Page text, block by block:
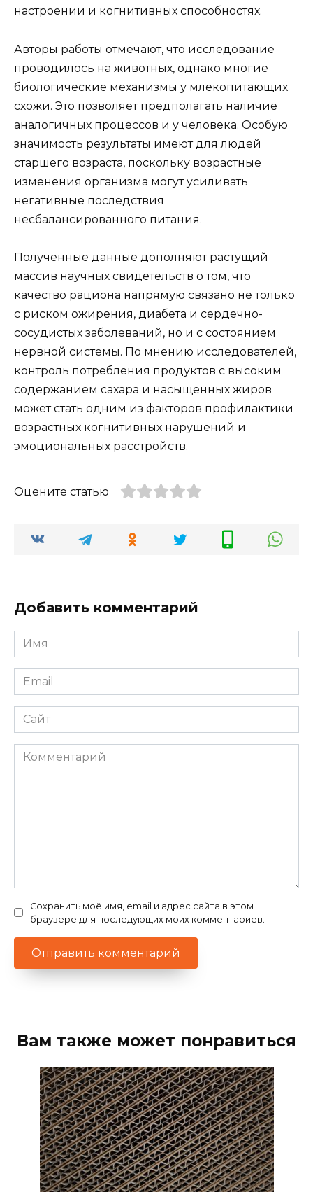
настроении и когнитивных способностях.
Авторы работы отмечают, что исследование
проводилось на животных, однако многие
биологические механизмы у млекопитающих
схожи. Это позволяет предполагать наличие
аналогичных процессов и у человека. Особую
значимость результаты имеют для людей
старшего возраста, поскольку возрастные
изменения организма могут усиливать
негативные последствия
несбалансированного питания.
Полученные данные дополняют растущий
массив научных свидетельств о том, что
качество рациона напрямую связано не только
с риском ожирения, диабета и сердечно-
сосудистых заболеваний, но и с состоянием
нервной системы. По мнению исследователей,
контроль потребления продуктов с высоким
содержанием сахара и насыщенных жиров
может стать одним из факторов профилактики
возрастных когнитивных нарушений и
эмоциональных расстройств.
Оцените статью
Добавить комментарий
Имя
*
Email
*
Сайт
Комментарий
Сохранить моё имя, email и адрес сайта в этом
браузере для последующих моих комментариев.
Вам также может понравиться